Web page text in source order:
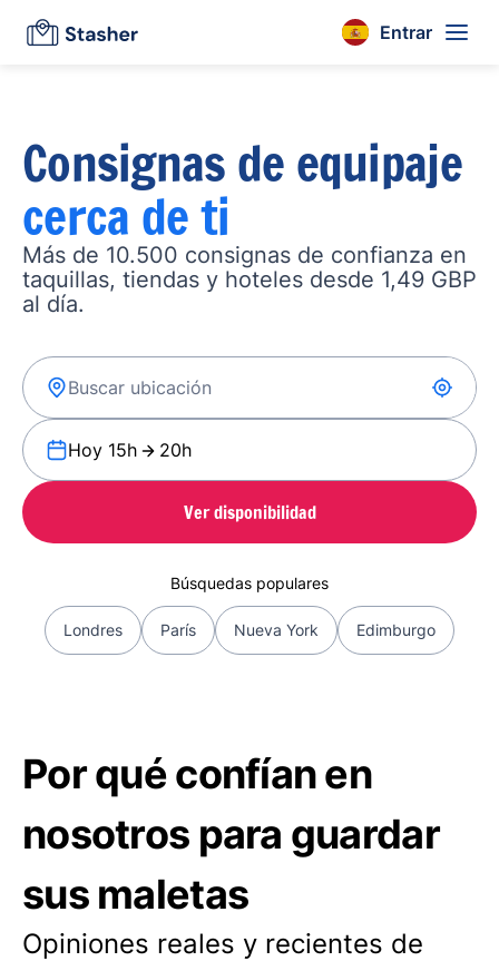
Entrar
Consignas de equipaje
cerca de ti
Más de 10.500 consignas de confianza en
taquillas, tiendas y hoteles desde 1,49 GBP
al día.
Hoy 15h 20h
Ver disponibilidad
Búsquedas populares
Londres París Nueva York Edimburgo
Por qué confían en
nosotros para guardar
sus maletas
Opiniones reales y recientes de